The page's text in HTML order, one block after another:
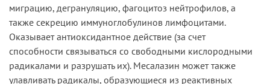
миграцию, дегрануляцию, фагоцитоз нейтрофилов, а
также секрецию иммуноглобулинов лимфоцитами.
Оказывает антиоксидантное действие (за счет
способности связываться со свободными кислородными
радикалами и разрушать их). Месалазин может также
улавливать радикалы, образующиеся из реактивных